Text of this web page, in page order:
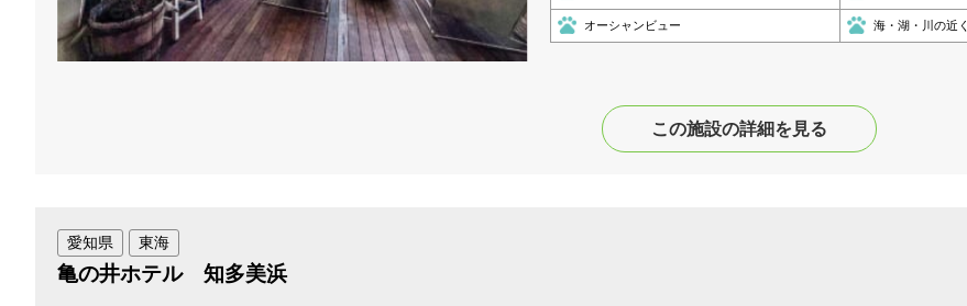
オーシャンビュー 海・湖・川の近く
この施設の詳細を見る
東海
愛知県
亀の井ホテル 知多美浜